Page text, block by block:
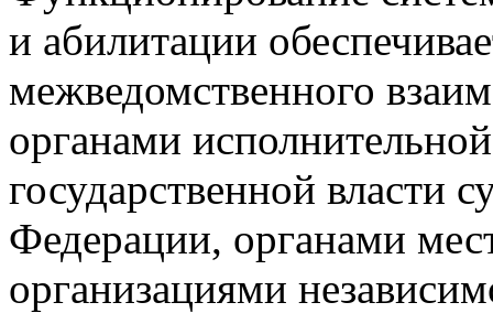
Функционирование
и абилитации
межведомственного
органами
государственной власти
Федерации, органами